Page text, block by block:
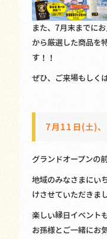
また、7月末までに
から厳選した商品を
す！！
ぜひ、ご来場もしく
7月11日(土)
グランドオープンの
地域のみなさまにい
けさせていただきま
楽しい縁日イベント
お孫様とご一緒にお